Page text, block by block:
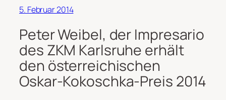
5. Februar 2014
Peter Weibel, der Impresario
des ZKM Karlsruhe erhält
den österreichischen
Oskar-Kokoschka-Preis 2014